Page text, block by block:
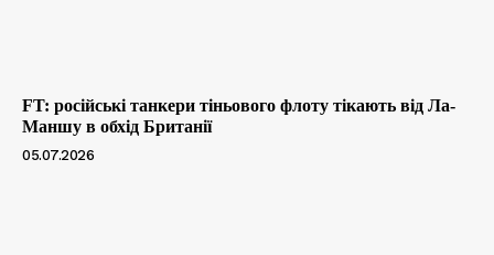
FT: російські танкери тіньового флоту тікають від Ла-
Маншу в обхід Британії
05.07.2026